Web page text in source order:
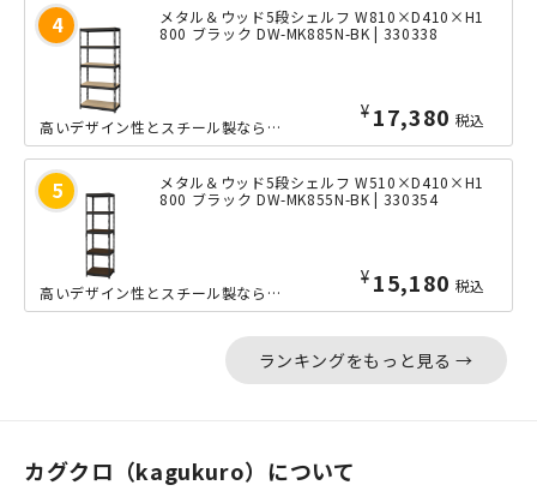
メタル＆ウッド5段シェルフ W810×D410×H1
800 ブラック DW-MK885N-BK | 330338
¥ 17,380 税込
高いデザイン性とスチール製ならではの耐久力を両立した、ワイドなW810mmサイズ...
メタル＆ウッド5段シェルフ W510×D410×H1
800 ブラック DW-MK855N-BK | 330354
¥ 15,180 税込
高いデザイン性とスチール製ならではの耐久力を両立した、コンパクトなW510mmサ...
ランキングをもっと見る →
カグクロ（kagukuro）について